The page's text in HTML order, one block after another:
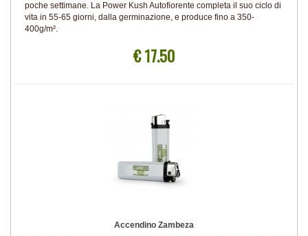
poche settimane. La Power Kush Autofiorente completa il suo ciclo di
vita in 55-65 giorni, dalla germinazione, e produce fino a 350-
400g/m².
€ 17.50
Accendino Zambeza